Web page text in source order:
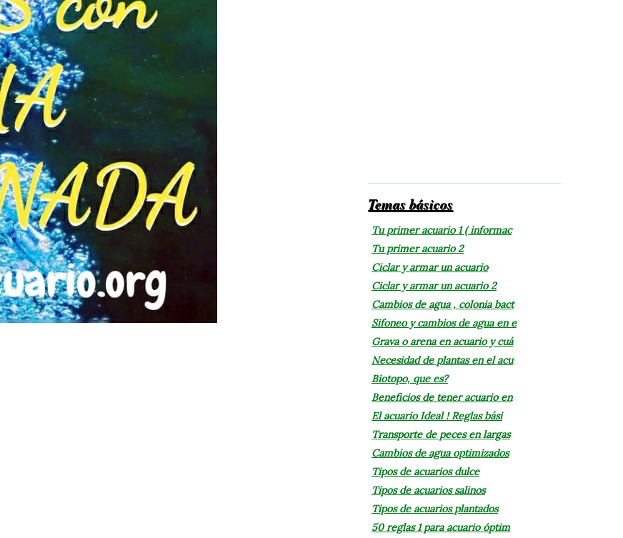
Temas básicos
Tu primer acuario 1 ( informac
Tu primer acuario 2
Ciclar y armar un acuario
Ciclar y armar un acuario 2
Cambios de agua , colonia bact
Sifoneo y cambios de agua en e
Grava o arena en acuario y cuá
Necesidad de plantas en el acu
Biotopo, que es?
Beneficios de tener acuario en
El acuario Ideal ! Reglas bási
Transporte de peces en largas
Cambios de agua optimizados
Tipos de acuarios dulce
Tipos de acuarios salinos
Tipos de acuarios plantados
50 reglas 1 para acuario óptim